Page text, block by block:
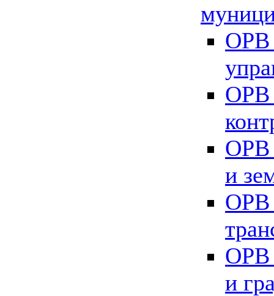
ОРВ
ОРВ
ОРВ
и
ОРВ
ОРВ
и